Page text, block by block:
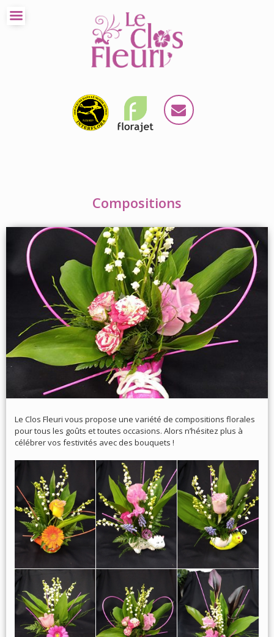
Compositions
Le Clos Fleuri vous propose une variété de compositions florales
pour tous les goûts et toutes occasions. Alors n’hésitez plus à
célébrer vos festivités avec des bouquets !